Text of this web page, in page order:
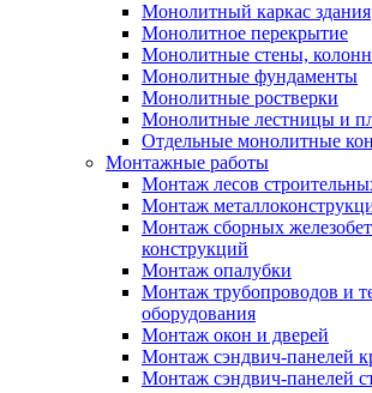
Монолитный каркас здания
Монолитное перекрытие
Монолитные стены,
Монолитные фундаменты
Монолитные ростверки
Монолитные лестницы и
Отдельные монолитные
Монтажные работы
Монтаж лесов
Монтаж
Монтаж сборных
конструкций
Монтаж опалубки
Монтаж трубопроводов и
оборудования
Монтаж окон и дверей
Монтаж сэндвич-панелей
Монтаж сэндвич-панелей